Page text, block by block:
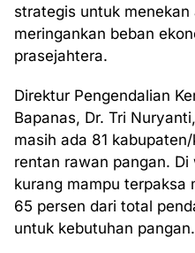
strategis untuk
meringankan beban
prasejahtera.
Direktur Pengendalian
Bapanas, Dr. Tri
masih ada 81
rentan rawan pangan.
kurang mampu terpaksa
65 persen dari total
untuk kebutuhan pangan.